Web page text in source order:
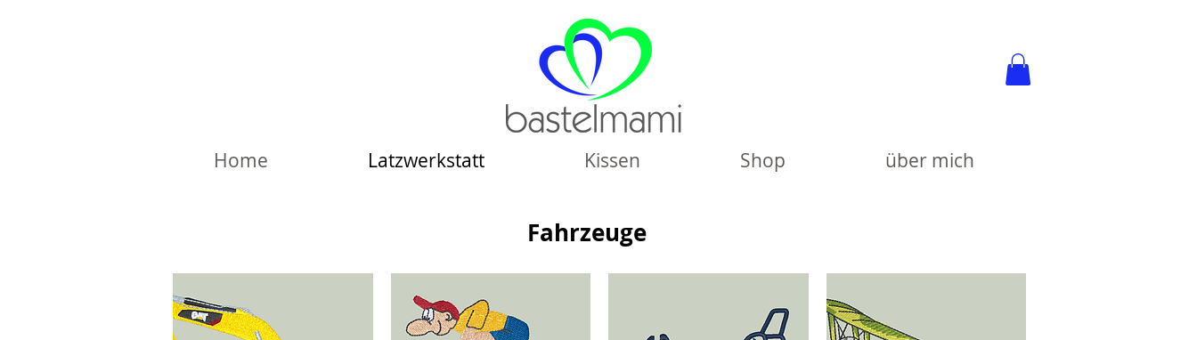
Home Latzwerkstatt Kissen Shop über mich
Fahrzeuge